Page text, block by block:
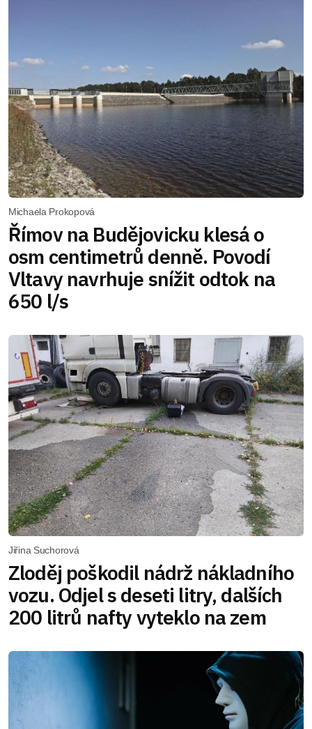
Michaela Prokopová
Římov na Budějovicku klesá o
osm centimetrů denně. Povodí
Vltavy navrhuje snížit odtok na
650 l/s
Jiřina Suchorová
Zloděj poškodil nádrž nákladního
vozu. Odjel s deseti litry, dalších
200 litrů nafty vyteklo na zem